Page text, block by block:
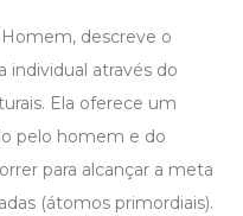
descreve o
individual através do
Ela oferece um
pelo homem e do
para alcançar a meta
(átomos primordiais).